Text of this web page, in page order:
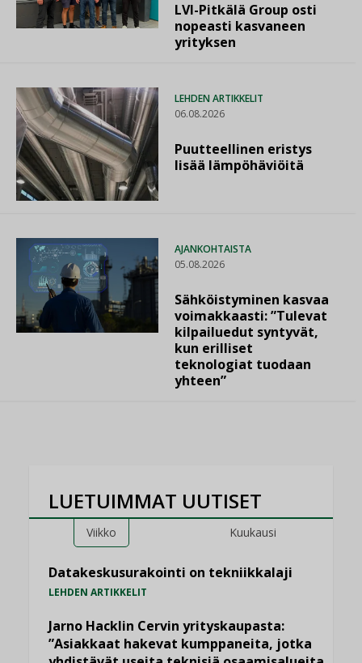
LVI-Pitkälä Group osti
nopeasti kasvaneen
yrityksen
LEHDEN ARTIKKELIT
06.08.2026
Puutteellinen eristys
lisää lämpöhäviöitä
AJANKOHTAISTA
05.08.2026
Sähköistyminen kasvaa
voimakkaasti: ”Tulevat
kilpailuedut syntyvät,
kun erilliset
teknologiat tuodaan
yhteen”
LUETUIMMAT UUTISET
Viikko Kuukausi
Datakeskusurakointi on tekniikkalaji
LEHDEN ARTIKKELIT
Jarno Hacklin Cervin yrityskaupasta:
”Asiakkaat hakevat kumppaneita, jotka